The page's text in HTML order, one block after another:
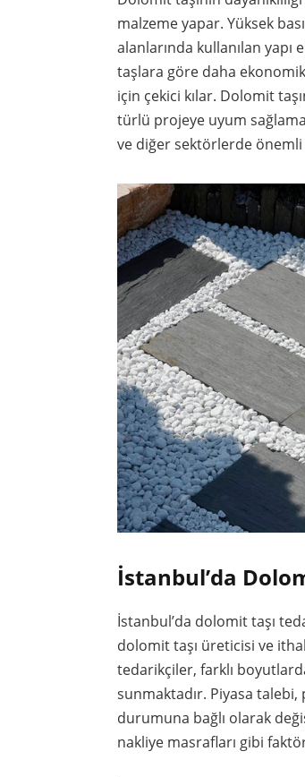
malzeme yapar. Yüksek
alanlarında kullanılan
taşlara göre daha
için çekici kılar. Dolomit
türlü projeye uyum
ve diğer sektörlerde
İstanbul’da
İstanbul’da dolomit taşı
dolomit taşı üreticisi ve
tedarikçiler, farklı
sunmaktadır. Piyasa
durumuna bağlı olarak
nakliye masrafları gibi